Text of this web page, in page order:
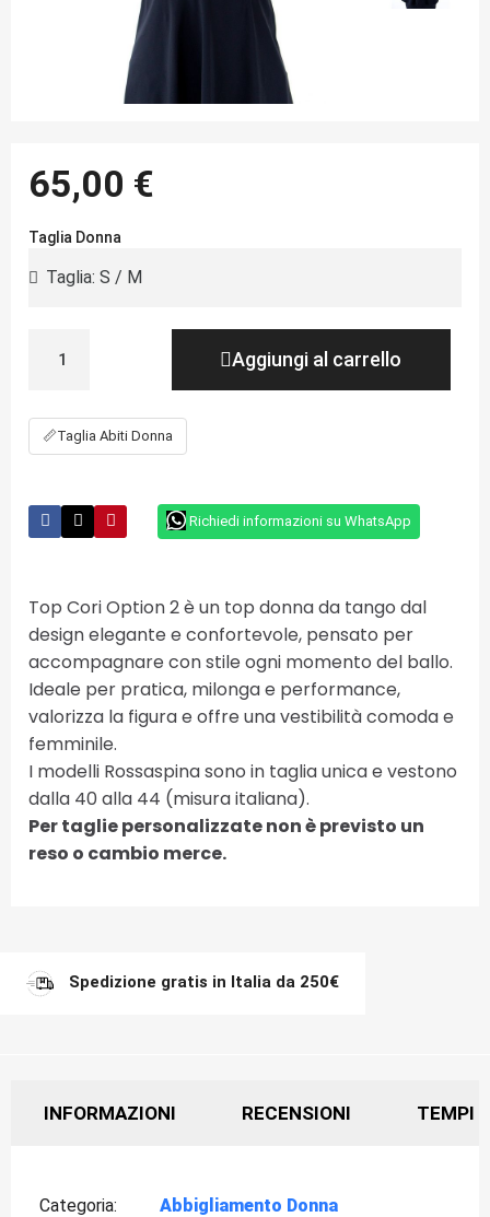
65,00 €
Taglia Donna
Aggiungi al carrello
📏Taglia Abiti Donna
Richiedi informazioni su WhatsApp
Top Cori Option 2 è un top donna da tango dal
design elegante e confortevole, pensato per
accompagnare con stile ogni momento del ballo.
Ideale per pratica, milonga e performance,
valorizza la figura e offre una vestibilità comoda e
femminile.
I modelli Rossaspina sono in taglia unica e vestono
dalla 40 alla 44 (misura italiana).
Per taglie personalizzate non è previsto un
reso o cambio merce.
Spedizione gratis in Italia da 250€
INFORMAZIONI RECENSIONI TEMPI
Categoria
Abbigliamento Donna